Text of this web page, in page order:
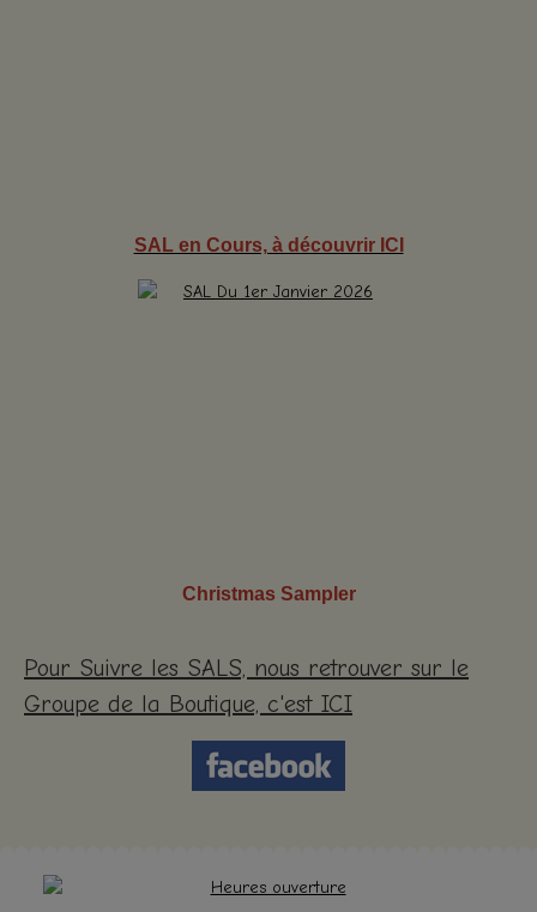
SAL en Cours, à découvrir ICI
Christmas Sampler
Pour Suivre les SALS, nous retrouver sur le
Groupe de la Boutique, c'est ICI